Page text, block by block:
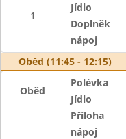
1
Jídlo
Doplněk
nápoj
Oběd (11:45 - 12:15)
Oběd
Polévka
Jídlo
Příloha
nápoj